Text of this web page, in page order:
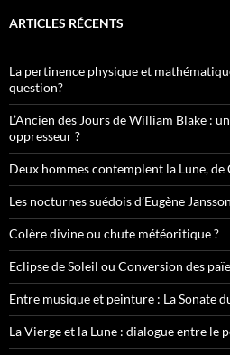
ARTICLES RÉCENTS
La pertinence physique et
question?
L’Ancien des Jours de William Blake :
oppresseur ?
Deux hommes contemplent la Lune,
Les nocturnes suédois d’Eugène Jansson
Colère divine ou chute météoritique ?
Eclipse de Soleil ou Conversion des
Entre musique et peinture : La Sonate
La Vierge et la Lune : dialogue entre le